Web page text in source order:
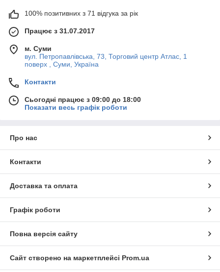
100% позитивних з 71 відгука за рік
Працює з 31.07.2017
м. Суми
вул. Петропавлівська, 73, Торговий центр Атлас, 1
поверх , Суми, Україна
Контакти
Сьогодні працює з 09:00 до 18:00
Показати весь графік роботи
Про нас
Контакти
Доставка та оплата
Графік роботи
Повна версія сайту
Сайт створено на маркетплейсі Prom.ua